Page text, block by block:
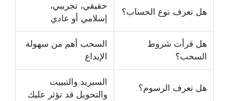
هل تعرف نوع الحساب؟
حقيقي، تجريبي،
إسلامي أو عادي
هل قرأت شروط
السحب؟
السحب أهم من سهولة
الإيداع
هل تعرف الرسوم؟
السبريد والتبييت
والتحويل قد تؤثر عليك